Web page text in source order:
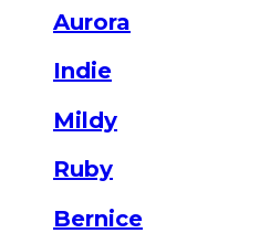
Aurora
Indie
Mildy
Ruby
Bernice